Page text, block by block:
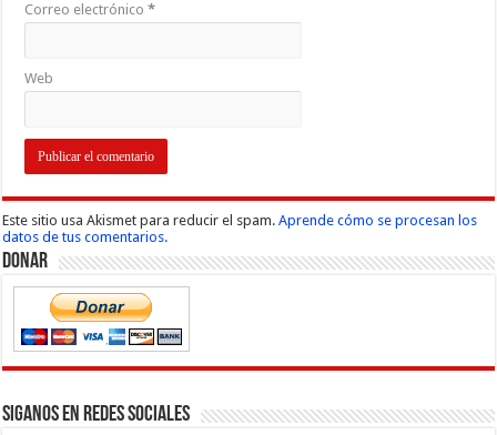
Correo electrónico*
Web
Este sitio usa Akismet para reducir el spam.Aprende cómo se procesan los
datos de tus comentarios.
Donar
Siganos en Redes Sociales